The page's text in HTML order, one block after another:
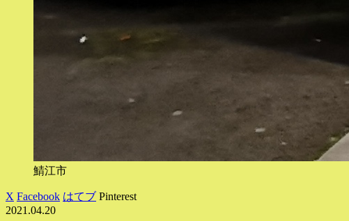
鯖江市
X Facebook はてブ Pinterest
2021.04.20